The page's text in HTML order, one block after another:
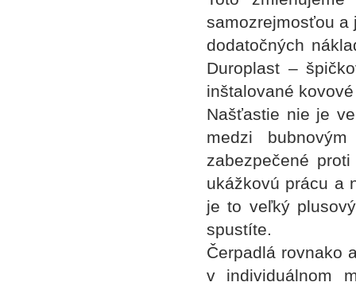
samozrejmosťou a
dodatočných
Duroplast –
inštalované
Našťastie nie je
medzi
zabezpečené
ukážkovú prácu a
je to veľký
spustíte.
Čerpadlá rovnako
v individuálnom